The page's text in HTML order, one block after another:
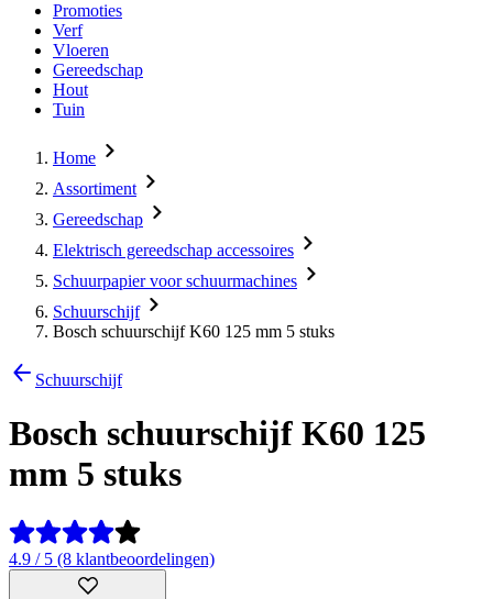
Promoties
Verf
Vloeren
Gereedschap
Hout
Tuin
Home
Assortiment
Gereedschap
Elektrisch gereedschap accessoires
Schuurpapier voor schuurmachines
Schuurschijf
Bosch schuurschijf K60 125 mm 5 stuks
Schuurschijf
Bosch schuurschijf K60 125
mm 5 stuks
4.9 / 5 (8 klantbeoordelingen)